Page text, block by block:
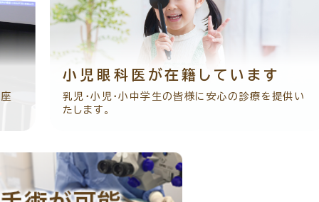
ルマガジン
くある質問
報酬に関する院内掲示
機関の皆様へ
ルート
小児眼科医が在籍しています
乳児・小児・小中学生の皆様に安心の診療を提供い
最新